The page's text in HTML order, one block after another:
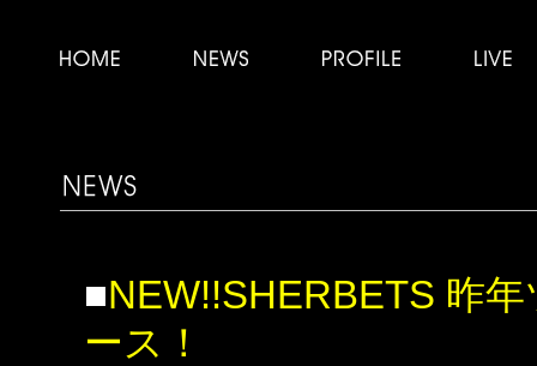
■NEW!!SHERBETS 昨
ース！